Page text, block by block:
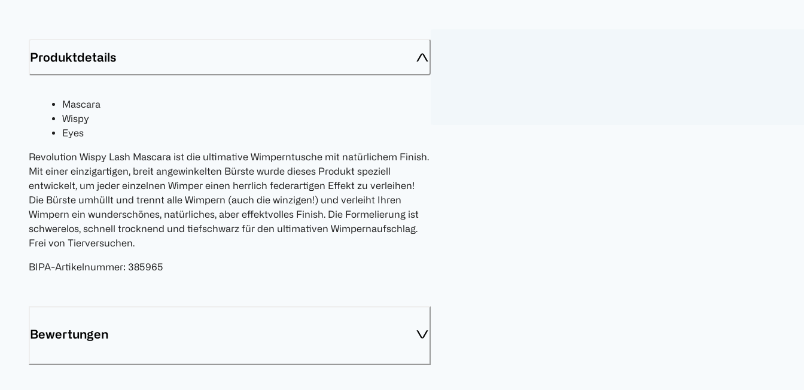
Produktdetails
Mascara
Wispy
Eyes
Revolution Wispy Lash Mascara ist die ultimative Wimperntusche mit natürlichem Finish.
Mit einer einzigartigen, breit angewinkelten Bürste wurde dieses Produkt speziell
entwickelt, um jeder einzelnen Wimper einen herrlich federartigen Effekt zu verleihen!
Die Bürste umhüllt und trennt alle Wimpern (auch die winzigen!) und verleiht Ihren
Wimpern ein wunderschönes, natürliches, aber effektvolles Finish. Die Formelierung ist
schwerelos, schnell trocknend und tiefschwarz für den ultimativen Wimpernaufschlag.
Frei von Tierversuchen.
BIPA-Artikelnummer: 385965
Bewertungen